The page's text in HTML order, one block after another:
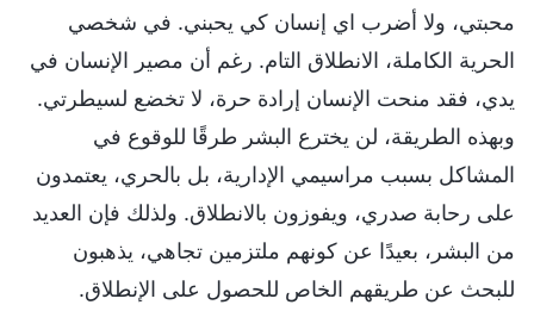
محبتي، ولا أضرب اي إنسان كي يحبني. في شخصي
الحرية الكاملة، الانطلاق التام. رغم أن مصير الإنسان في
يدي، فقد منحت الإنسان إرادة حرة، لا تخضع لسيطرتي.
وبهذه الطريقة، لن يخترع البشر طرقًا للوقوع في
المشاكل بسبب مراسيمي الإدارية، بل بالحري، يعتمدون
على رحابة صدري، ويفوزون بالانطلاق. ولذلك فإن العديد
من البشر، بعيدًا عن كونهم ملتزمين تجاهي، يذهبون
للبحث عن طريقهم الخاص للحصول على الإنطلاق.